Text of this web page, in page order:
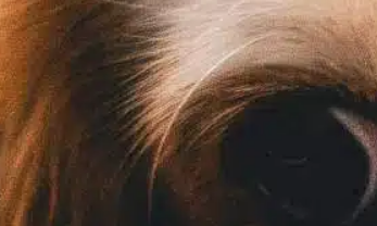
InEntrenamiento positivo
Facilitar un proceso de apareamiento
satisfactorio entre perros requiere
comprender sus comportamientos y
necesidades naturales. Este proceso puede
ser delicado, haciendo hincapié en la
comodidad y disposición de los animales.
Comprender la madurez canina Ambos